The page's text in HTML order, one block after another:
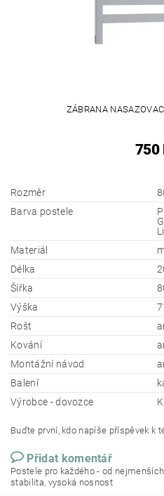
ZÁBRANA
750
Rozměr
Barva postele
Materiál
Délka
Šířka
Výška
Rošt
Kování
Montážní návod
Balení
Výrobce - dovozce
Buďte první, kdo napíše příspěvek k
Přidat komentář
Postele pro každého - od
stabilita, vysoká nosnost